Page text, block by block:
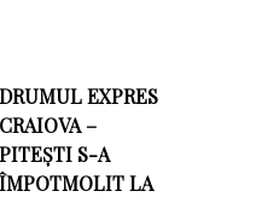
DRUMUL EXPRES
CRAIOVA –
PITEȘTI S-A
ÎMPOTMOLIT LA